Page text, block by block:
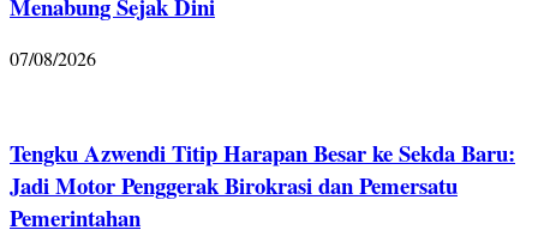
07/08/2026
Tengku Azwendi Titip Harapan Besar ke Sekda Baru:
Jadi Motor Penggerak Birokrasi dan Pemersatu
Pemerintahan